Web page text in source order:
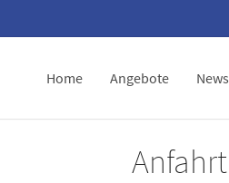
Home Angebote News
Anfahrt